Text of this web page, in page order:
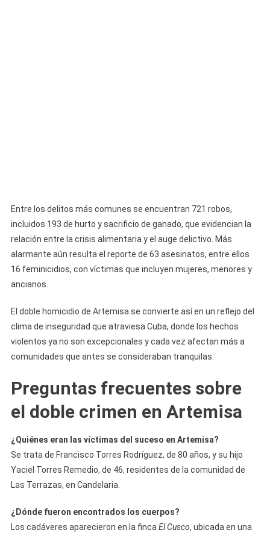
Entre los delitos más comunes se encuentran 721 robos,
incluidos 193 de hurto y sacrificio de ganado, que evidencian la
relación entre la crisis alimentaria y el auge delictivo. Más
alarmante aún resulta el reporte de 63 asesinatos, entre ellos
16 feminicidios, con víctimas que incluyen mujeres, menores y
ancianos.
El doble homicidio de Artemisa se convierte así en un reflejo del
clima de inseguridad que atraviesa Cuba, donde los hechos
violentos ya no son excepcionales y cada vez afectan más a
comunidades que antes se consideraban tranquilas.
Preguntas frecuentes sobre
el doble crimen en Artemisa
¿Quiénes eran las víctimas del suceso en Artemisa?
Se trata de Francisco Torres Rodríguez, de 80 años, y su hijo
Yaciel Torres Remedio, de 46, residentes de la comunidad de
Las Terrazas, en Candelaria.
¿Dónde fueron encontrados los cuerpos?
Los cadáveres aparecieron en la fincaEl Cusco, ubicada en una